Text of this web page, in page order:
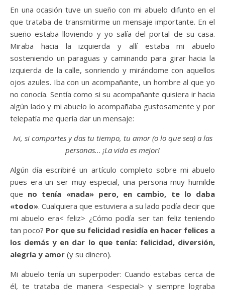
En una ocasión tuve un sueño con mi abuelo difunto en el
que trataba de transmitirme un mensaje importante. En el
sueño estaba lloviendo y yo salía del portal de su casa.
Miraba hacia la izquierda y allí estaba mi abuelo
sosteniendo un paraguas y caminando para girar hacia la
izquierda de la calle, sonriendo y mirándome con aquellos
ojos azules. Iba con un acompañante, un hombre al que yo
no conocía. Sentía como si su acompañante quisiera ir hacia
algún lado y mi abuelo lo acompañaba gustosamente y por
telepatía me quería dar un mensaje:
Ivi, si compartes y das tu tiempo, tu amor (o lo que sea) a las
personas… ¡La vida es mejor!
Algún día escribiré un artículo completo sobre mi abuelo
pues era un ser muy especial, una persona muy humilde
que no tenía «nada» pero, en cambio, te lo daba
«todo». Cualquiera que estuviera a su lado podía decir que
mi abuelo era< feliz> ¿Cómo podía ser tan feliz teniendo
tan poco? Por que su felicidad residía en hacer felices a
los demás y en dar lo que tenía: felicidad, diversión,
alegría y amor (y su dinero).
Mi abuelo tenía un superpoder: Cuando estabas cerca de
él, te trataba de manera <especial> y siempre lograba